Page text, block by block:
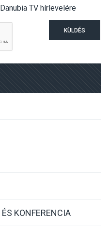
TV hírlevelére
KÜLDÉS
KONFERENCIA